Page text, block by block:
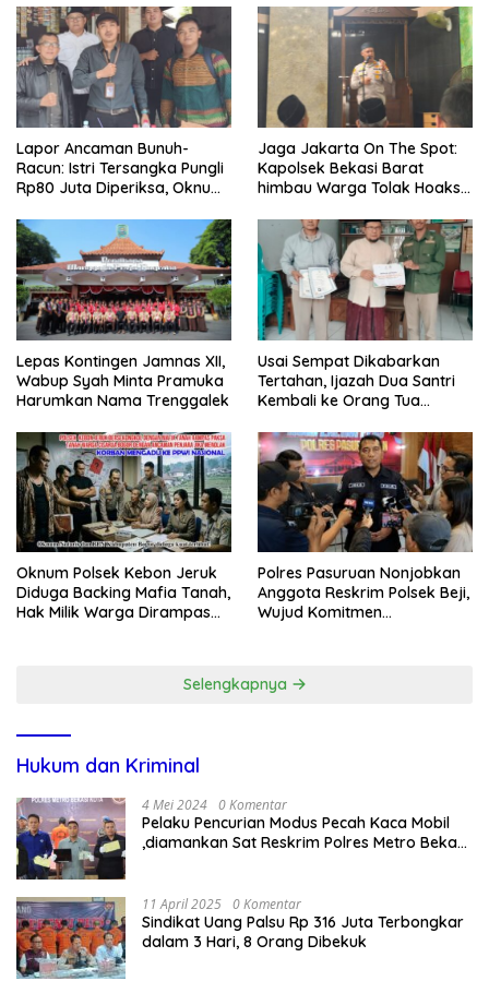
Lapor Ancaman Bunuh-
Racun: Istri Tersangka Pungli
Rp80 Juta Diperiksa, Oknum
Disdagperin
Jaga Jakarta On The Spot:
Kapolsek Bekasi Barat
himbau Warga Tolak Hoaks
Sholat Jumat
Lepas Kontingen Jamnas XII,
Wabup Syah Minta Pramuka
Harumkan Nama Trenggalek
Usai Sempat Dikabarkan
Tertahan, Ijazah Dua Santri
Kembali ke Orang Tua
Oknum Polsek Kebon Jeruk
Diduga Backing Mafia Tanah,
Hak Milik Warga Dirampas
Polres Pasuruan Nonjobkan
Anggota Reskrim Polsek Beji,
Wujud Komitmen
Selengkapnya
Hukum dan Kriminal
4 Mei 2024 0 Komentar
Pelaku Pencurian Modus Pecah Kaca Mobil
,diamankan Sat Reskrim Polres Metro Bekasi
11 April 2025 0 Komentar
Sindikat Uang Palsu Rp 316 Juta Terbongkar
dalam 3 Hari, 8 Orang Dibekuk